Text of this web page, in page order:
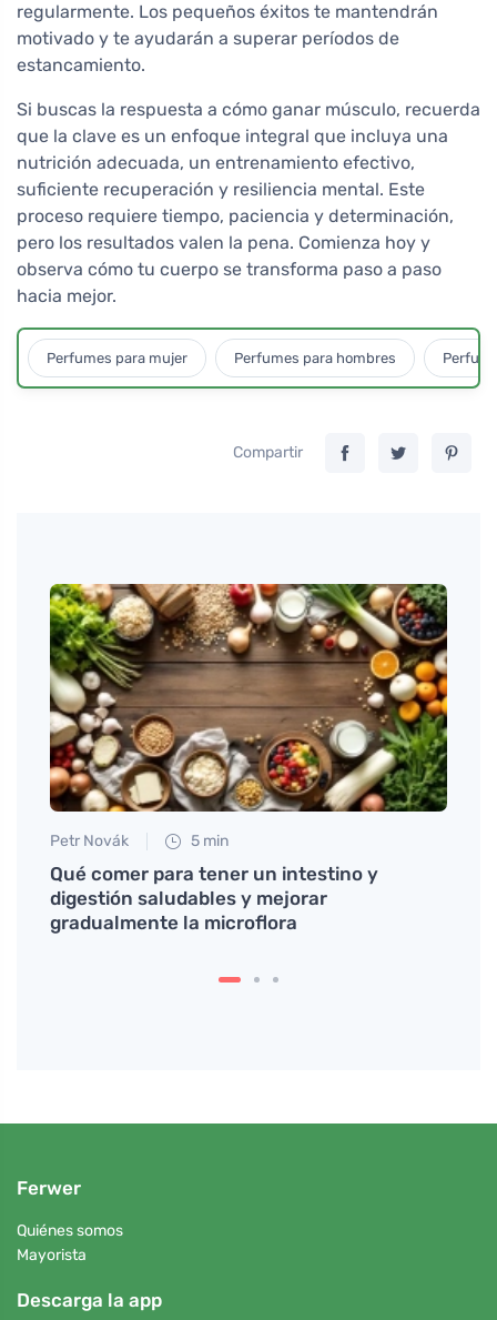
regularmente. Los pequeños éxitos te mantendrán
motivado y te ayudarán a superar períodos de
estancamiento.
Si buscas la respuesta a cómo ganar músculo, recuerda
que la clave es un enfoque integral que incluya una
nutrición adecuada, un entrenamiento efectivo,
suficiente recuperación y resiliencia mental. Este
proceso requiere tiempo, paciencia y determinación,
pero los resultados valen la pena. Comienza hoy y
observa cómo tu cuerpo se transforma paso a paso
hacia mejor.
Perfumes para mujer Perfumes para hombres
Compartir
Petr Novák 5 min
Qué comer para tener un intestino y
digestión saludables y mejorar
gradualmente la microflora
Ferwer
Quiénes somos
Mayorista
Descarga la app